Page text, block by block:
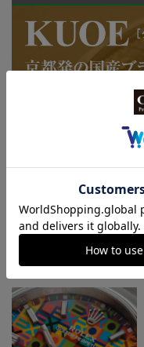
連載記事
ロレックス通信